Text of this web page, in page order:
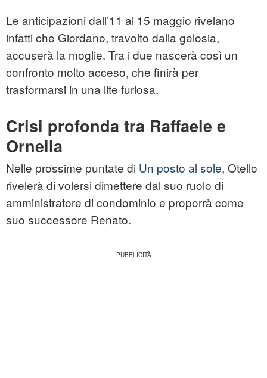
Le anticipazioni dall’11 al 15 maggio rivelano
infatti che Giordano, travolto dalla gelosia,
accuserà la moglie. Tra i due nascerà così un
confronto molto acceso, che finirà per
trasformarsi in una lite furiosa.
Crisi profonda tra Raffaele e
Ornella
Nelle prossime puntate di Un posto al sole, Otello
rivelerà di volersi dimettere dal suo ruolo di
amministratore di condominio e proporrà come
suo successore Renato.